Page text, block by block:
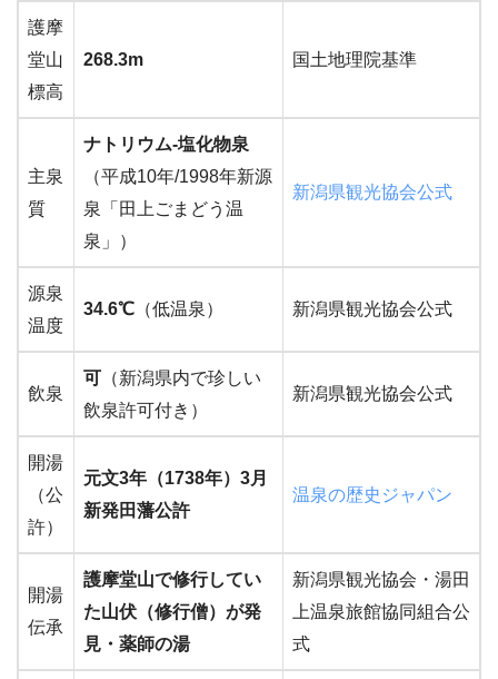
護摩
堂山
標高
268.3m 国土地理院基準
主泉
質
ナトリウム-塩化物泉
（平成10年/1998年新源
泉「田上ごまどう温
泉」）
新潟県観光協会公式
源泉
温度
34.6℃ （低温泉） 新潟県観光協会公式
飲泉
可 （新潟県内で珍しい
飲泉許可付き）
新潟県観光協会公式
開湯
（公
許）
元文3年（1738年）3月
新発田藩公許
温泉の歴史ジャパン
開湯
伝承
護摩堂山で修行してい
た山伏（修行僧）が発
見・薬師の湯
新潟県観光協会・湯田
上温泉旅館協同組合公
式